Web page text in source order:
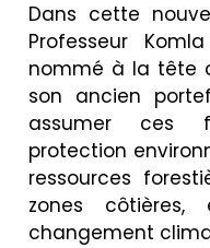
Dans cette
Professeur
nommé à la tête
son ancien
assumer ces
protection
ressources
zones
changement